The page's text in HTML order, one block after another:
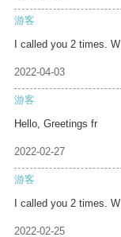
游客
I called you 2 times. W
2022-04-03
游客
Hello, Greetings fr
2022-02-27
游客
I called you 2 times. W
2022-02-25